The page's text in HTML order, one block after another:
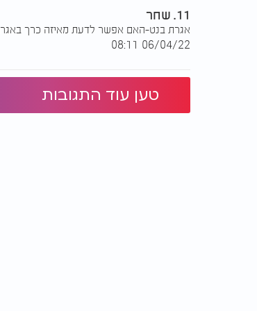
11. שחר
אגרת בנט-האם אפשר לדעת מאיזה כרך
06/04/22 08:11
טען עוד התגובות